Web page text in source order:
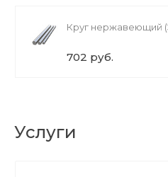
Круг нержавеющий
702 руб.
Услуги